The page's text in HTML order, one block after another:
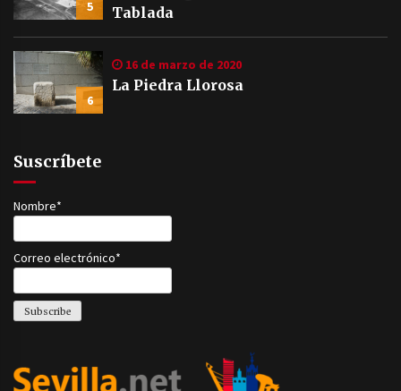
5
Tablada
6
16 de marzo de 2020
La Piedra Llorosa
Suscríbete
Nombre*
Correo electrónico*